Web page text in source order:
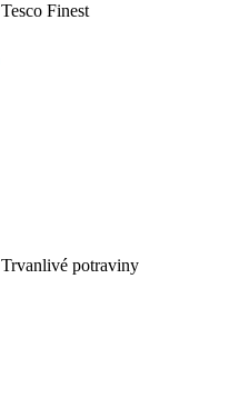
Tesco Finest
Trvanlivé potraviny